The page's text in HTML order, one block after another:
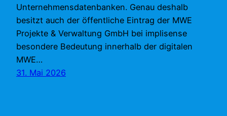
Unternehmensdatenbanken. Genau deshalb
besitzt auch der öffentliche Eintrag der MWE
Projekte & Verwaltung GmbH bei implisense
besondere Bedeutung innerhalb der digitalen
MWE…
31. Mai 2026